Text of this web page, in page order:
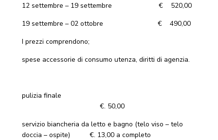
12 settembre – 19 settembre € 520,00
19 settembre – 02 ottobre € 490,00
I prezzi comprendono;
spese accessorie di consumo utenza, diritti di agenzia.
pulizia finale
€. 50,00
servizio biancheria da letto e bagno (telo viso – telo
doccia – ospite) €. 13,00 a completo